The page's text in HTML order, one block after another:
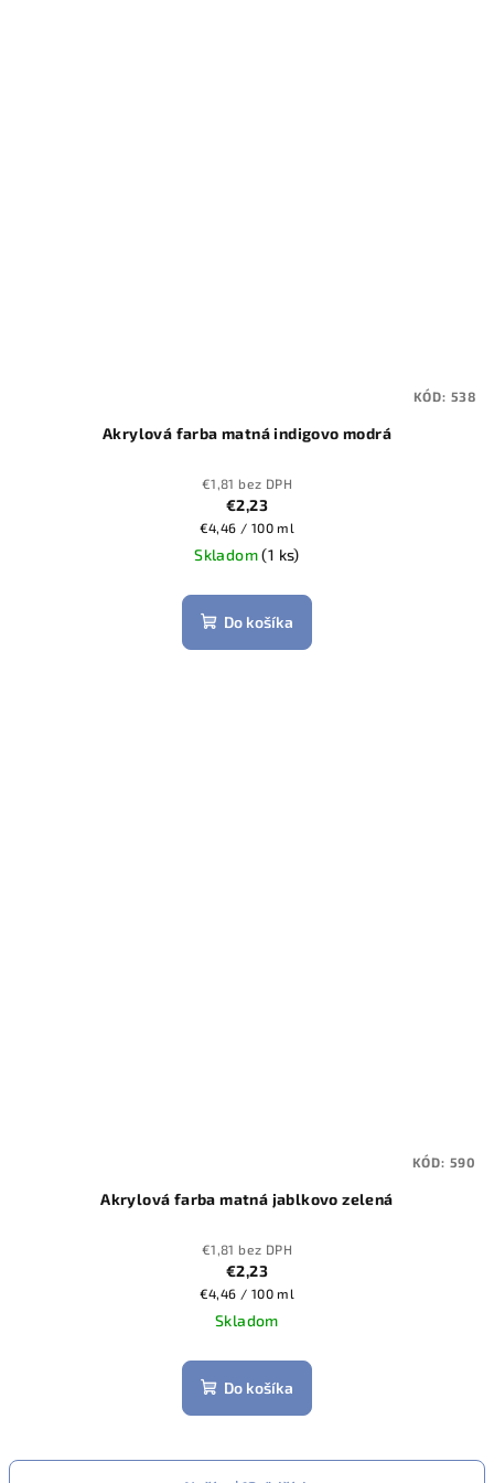
Akrylová farba matná indigovo modrá
€1,81 bez DPH
€2,23
Jednotková
cena:
€4,46 / 100 ml
Skladom(1 ks)
Do košíka
KÓD: 538
Akrylová farba matná jablkovo zelená
€1,81 bez DPH
€2,23
Jednotková
cena:
€4,46 / 100 ml
Skladom
Do košíka
KÓD: 590